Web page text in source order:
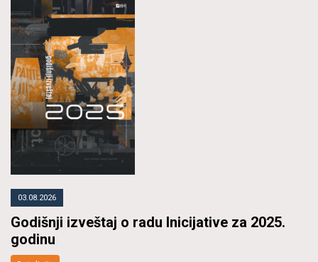
03.08.2026
Godišnji izveštaj o radu Inicijative za 2025.
godinu